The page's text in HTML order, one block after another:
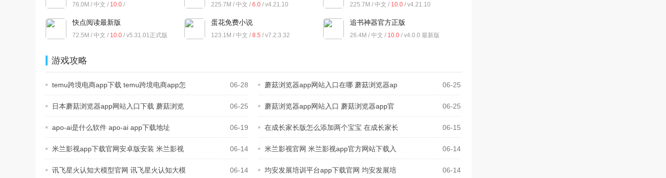
76.0M / 中文 / 10.0 /
225.7M / 中文 / 6.0 / v4.21.10 225.7M / 中文 / 10.0 / v4.21.10
快点阅读最新版
72.5M / 中文 / 10.0 / v5.31.01正式版
蛋花免费小说
123.1M / 中文 / 8.5 / v7.2.3.32
追书神器官方正版
26.4M / 中文 / 10.0 / v4.0.0 最新版
游戏攻略
temu跨境电商app下载 temu跨境电商app怎
06-28 蘑菇浏览器app网站入口在哪 蘑菇浏览器ap 06-25
日本蘑菇浏览器app网站入口下载 蘑菇浏览 06-25
蘑菇浏览器app网站入口 蘑菇浏览器app官
06-25
apo-ai是什么软件 apo-ai app下载地址 06-19 在成长家长版怎么添加两个宝宝 在成长家长 06-15
米兰影视app下载官网安卓版安装 米兰影视 06-14 米兰影视官网 米兰影视app官方网站下载入 06-14
讯飞星火认知大模型官网 讯飞星火认知大模 06-14 均安发展培训平台app下载官网 均安发展培 06-14